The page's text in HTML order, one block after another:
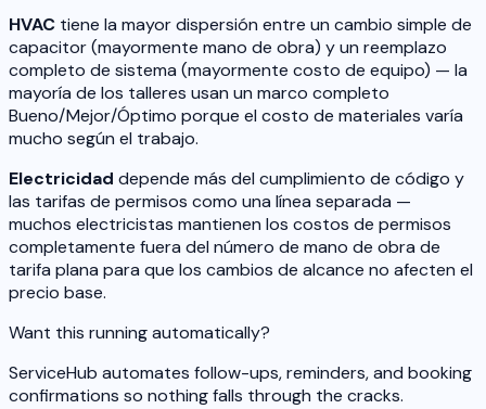
HVAC tiene la mayor dispersión entre un cambio simple de
capacitor (mayormente mano de obra) y un reemplazo
completo de sistema (mayormente costo de equipo) — la
mayoría de los talleres usan un marco completo
Bueno/Mejor/Óptimo porque el costo de materiales varía
mucho según el trabajo.
Electricidad depende más del cumplimiento de código y
las tarifas de permisos como una línea separada —
muchos electricistas mantienen los costos de permisos
completamente fuera del número de mano de obra de
tarifa plana para que los cambios de alcance no afecten el
precio base.
Want this running automatically?
ServiceHub automates follow-ups, reminders, and booking
confirmations so nothing falls through the cracks.